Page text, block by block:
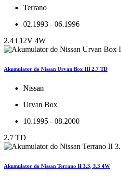
Terrano
02.1993 - 06.1996
2.4 i 12V 4W
Akumulator do Nissan Urvan Box III 2.7 TD
Nissan
Urvan Box
10.1995 - 08.2000
2.7 TD
Akumulator do Nissan Terrano II 3.3, 3.3 4W